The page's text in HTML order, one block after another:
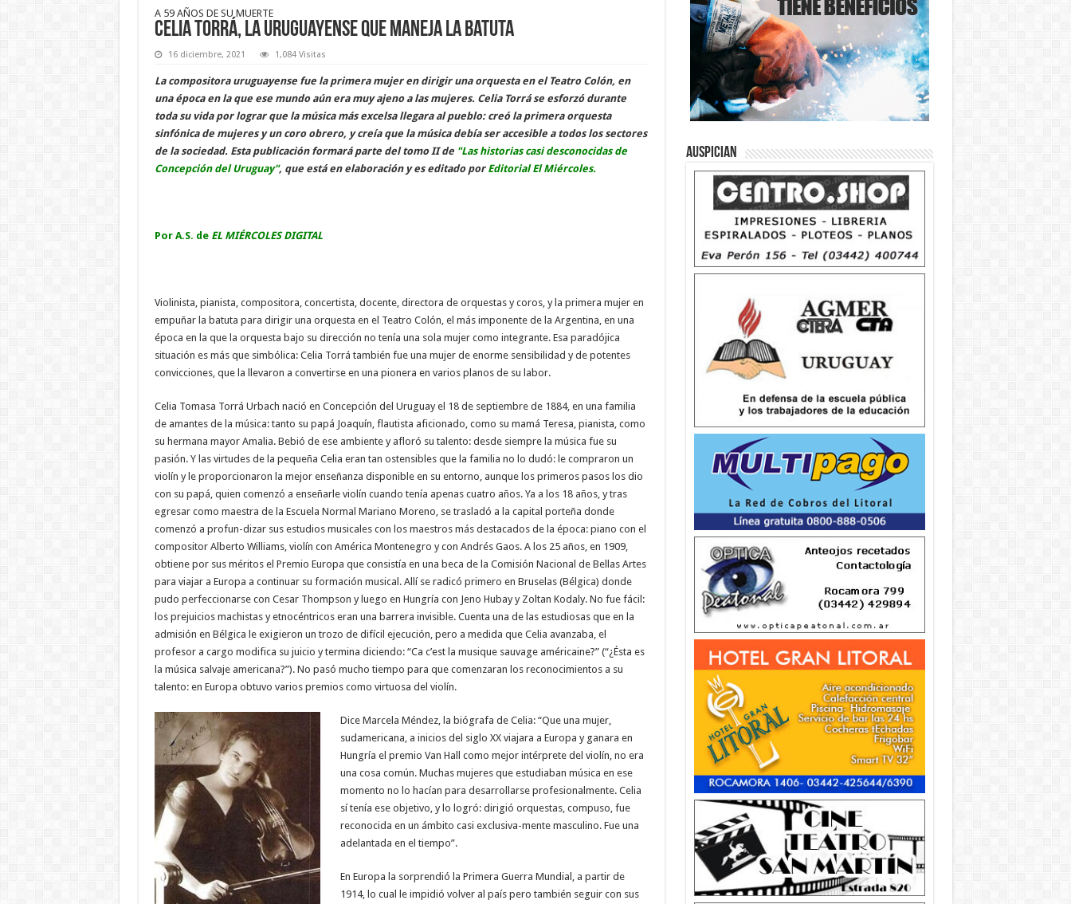
A 59 AÑOS DE SU MUERTE
Celia Torrá, la uruguayense que maneja la batuta
16 diciembre, 2021 1,084 Visitas
La compositora uruguayense fue la primera mujer en dirigir una orquesta en el Teatro Colón, en
una época en la que ese mundo aún era muy ajeno a las mujeres. Celia Torrá se esforzó durante
toda su vida por lograr que la música más excelsa llegara al pueblo: creó la primera orquesta
sinfónica de mujeres y un coro obrero, y creía que la música debía ser accesible a todos los sectores
de la sociedad. Esta publicación formará parte del tomo II de "Las historias casi desconocidas de
Concepción del Uruguay", que está en elaboración y es editado por Editorial El Miércoles.
Por A.S. de EL MIÉRCOLES DIGITAL
Violinista, pianista, compositora, concertista, docente, directora de orquestas y coros, y la primera mujer en
empuñar la batuta para dirigir una orquesta en el Teatro Colón, el más imponente de la Argentina, en una
época en la que la orquesta bajo su dirección no tenía una sola mujer como integrante. Esa paradójica
situación es más que simbólica: Celia Torrá también fue una mujer de enorme sensibilidad y de potentes
convicciones, que la llevaron a convertirse en una pionera en varios planos de su labor.
Celia Tomasa Torrá Urbach nació en Concepción del Uruguay el 18 de septiembre de 1884, en una familia
de amantes de la música: tanto su papá Joaquín, flautista aficionado, como su mamá Teresa, pianista, como
su hermana mayor Amalia. Bebió de ese ambiente y afloró su talento: desde siempre la música fue su
pasión. Y las virtudes de la pequeña Celia eran tan ostensibles que la familia no lo dudó: le compraron un
violín y le proporcionaron la mejor enseñanza disponible en su entorno, aunque los primeros pasos los dio
con su papá, quien comenzó a enseñarle violín cuando tenía apenas cuatro años. Ya a los 18 años, y tras
egresar como maestra de la Escuela Normal Mariano Moreno, se trasladó a la capital porteña donde
comenzó a profun-dizar sus estudios musicales con los maestros más destacados de la época: piano con el
compositor Alberto Williams, violín con América Montenegro y con Andrés Gaos. A los 25 años, en 1909,
obtiene por sus méritos el Premio Europa que consistía en una beca de la Comisión Nacional de Bellas Artes
para viajar a Europa a continuar su formación musical. Allí se radicó primero en Bruselas (Bélgica) donde
pudo perfeccionarse con Cesar Thompson y luego en Hungría con Jeno Hubay y Zoltan Kodaly. No fue fácil:
los prejuicios machistas y etnocéntricos eran una barrera invisible. Cuenta una de las estudiosas que en la
admisión en Bélgica le exigieron un trozo de difícil ejecución, pero a medida que Celia avanzaba, el
profesor a cargo modifica su juicio y termina diciendo: “Ca c’est la musique sauvage américaine?” (“¿Ésta es
la música salvaje americana?”). No pasó mucho tiempo para que comenzaran los reconocimientos a su
talento: en Europa obtuvo varios premios como virtuosa del violín.
Dice Marcela Méndez, la biógrafa de Celia: “Que una mujer,
sudamericana, a inicios del siglo XX viajara a Europa y ganara en
Hungría el premio Van Hall como mejor intérprete del violín, no era
una cosa común. Muchas mujeres que estudiaban música en ese
momento no lo hacían para desarrollarse profesionalmente. Celia
sí tenía ese objetivo, y lo logró: dirigió orquestas, compuso, fue
reconocida en un ámbito casi exclusiva-mente masculino. Fue una
adelantada en el tiempo”.
En Europa la sorprendió la Primera Guerra Mundial, a partir de
1914, lo cual le impidió volver al país pero también seguir con sus
Auspician